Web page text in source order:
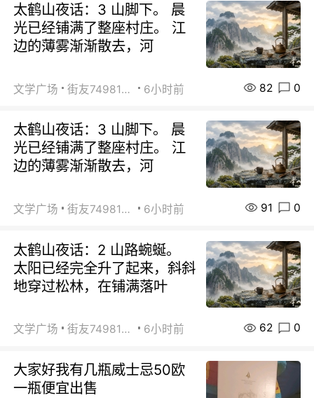
太鹤山夜话：3 山脚下。 晨
光已经铺满了整座村庄。 江
边的薄雾渐渐散去，河
文学广场 街友74981146 6小时前 82 0
太鹤山夜话：3 山脚下。 晨
光已经铺满了整座村庄。 江
边的薄雾渐渐散去，河
文学广场 街友74981146 6小时前 91 0
太鹤山夜话：2 山路蜿蜒。
太阳已经完全升了起来，斜斜
地穿过松林，在铺满落叶
文学广场 街友74981146 6小时前 62 0
大家好我有几瓶威士忌50欧
一瓶便宜出售